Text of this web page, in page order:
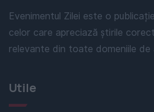
Evenimentul Zilei este o
celor care apreciază știrile
relevante din toate domeniile
Utile